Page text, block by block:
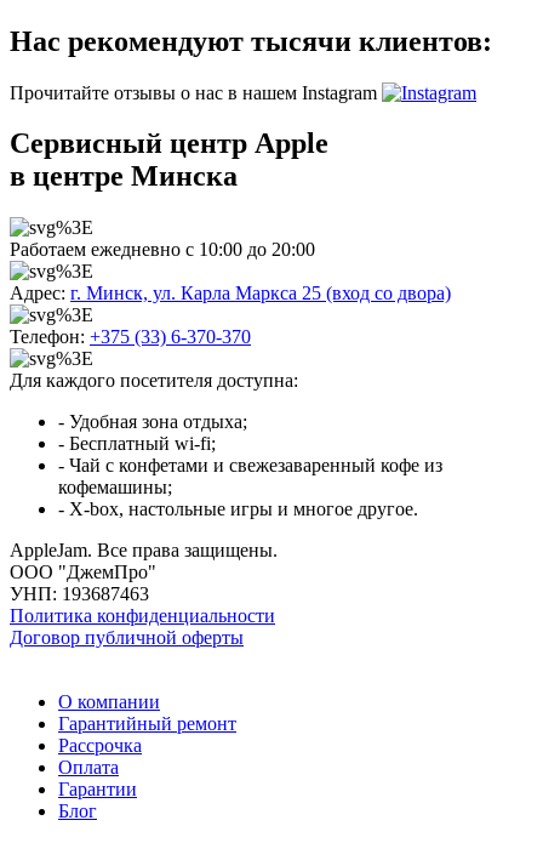
Нас рекомендуют тысячи клиентов:
Прочитайте отзывы о нас в нашем Instagram
Сервисный центр Apple
в центре Минска
Работаем ежедневно с 10:00 до 20:00
Адрес: г. Минск, ул. Карла Маркса 25 (вход со двора)
Телефон: +375 (33) 6-370-370
Для каждого посетителя доступна:
- Удобная зона отдыха;
- Бесплатный wi-fi;
- Чай с конфетами и свежезаваренный кофе из
кофемашины;
- X-box, настольные игры и многое другое.
AppleJam. Все права защищены.
ООО "ДжемПро"
УНП: 193687463
Политика конфиденциальности
Договор публичной оферты
О компании
Гарантийный ремонт
Рассрочка
Оплата
Гарантии
Блог